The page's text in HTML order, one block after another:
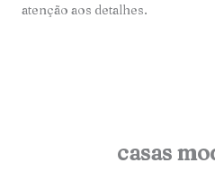
atenção aos detalhes.
casas